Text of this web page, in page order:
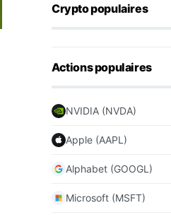
Crypto populaires
Actions populaires
NVIDIA (NVDA)
Apple (AAPL)
Alphabet (GOOGL)
Microsoft (MSFT)